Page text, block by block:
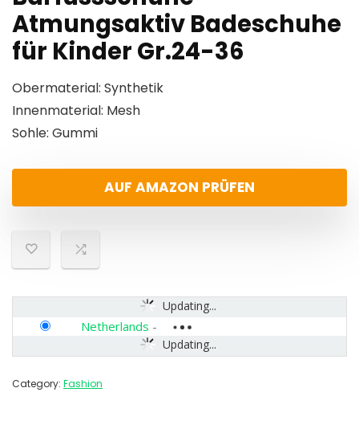
Atmungsaktiv Badeschuhe
für Kinder Gr.24-36
Obermaterial: Synthetik
Innenmaterial: Mesh
Sohle: Gummi
AUF AMAZON PRÜFEN
Updating...
Updating...
Netherlands -
Category: Fashion